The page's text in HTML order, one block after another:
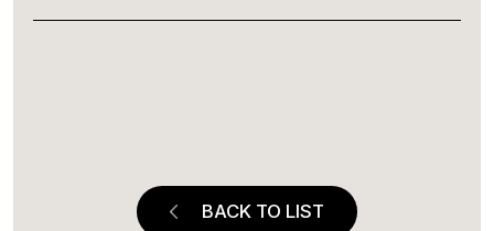
BACK TO LIST